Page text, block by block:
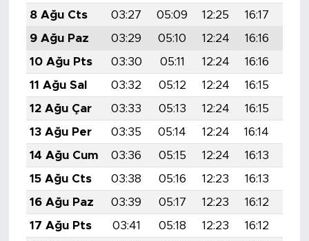
8 Ağu Cts
03:27 05:09 12:25 16:17
9 Ağu Paz
03:29 05:10 12:24 16:16
10 Ağu Pts
03:30 05:11 12:24 16:16
11 Ağu Sal
03:32 05:12 12:24 16:15
12 Ağu Çar
03:33 05:13 12:24 16:15
13 Ağu Per
03:35 05:14 12:24 16:14
14 Ağu Cum
03:36 05:15 12:24 16:13
15 Ağu Cts
03:38 05:16 12:23 16:13
16 Ağu Paz
03:39 05:17 12:23 16:12
17 Ağu Pts
03:41 05:18 12:23 16:12